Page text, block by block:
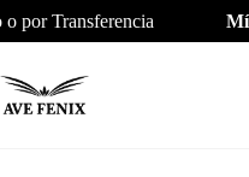
topor Transferencia